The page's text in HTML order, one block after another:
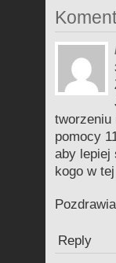
tworzeniu
pomocy
aby lepiej
kogo w
Reply